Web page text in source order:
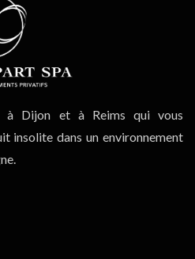
à Dijon et à Reims qui vous
insolite dans un environnement